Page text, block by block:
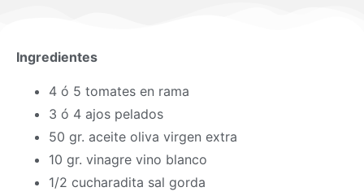
Ingredientes
4 ó 5 tomates en rama
3 ó 4 ajos pelados
50 gr. aceite oliva virgen extra
10 gr. vinagre vino blanco
1/2 cucharadita sal gorda